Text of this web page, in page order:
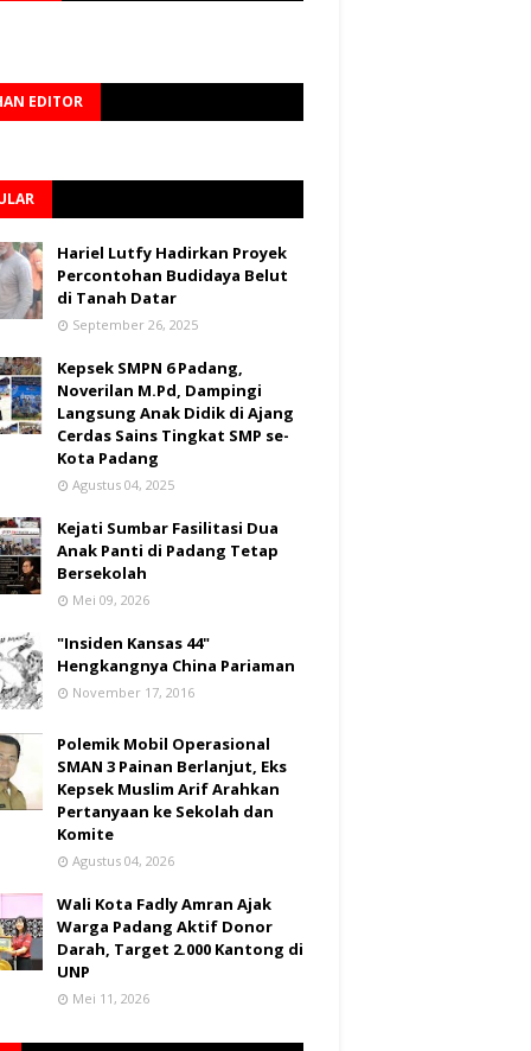
EDITOR
Hariel Lutfy Hadirkan Proyek
Percontohan Budidaya Belut
di Tanah Datar
September 26, 2025
Kepsek SMPN 6 Padang,
Noverilan M.Pd, Dampingi
Langsung Anak Didik di Ajang
Cerdas Sains Tingkat SMP se-
Kota Padang
Agustus 04, 2025
Kejati Sumbar Fasilitasi Dua
Anak Panti di Padang Tetap
Bersekolah
Mei 09, 2026
"Insiden Kansas 44"
Hengkangnya China Pariaman
November 17, 2016
Polemik Mobil Operasional
SMAN 3 Painan Berlanjut, Eks
Kepsek Muslim Arif Arahkan
Pertanyaan ke Sekolah dan
Komite
Agustus 04, 2026
Wali Kota Fadly Amran Ajak
Warga Padang Aktif Donor
Darah, Target 2.000 Kantong di
UNP
Mei 11, 2026